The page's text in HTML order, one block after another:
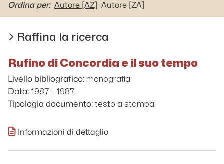
Ordina per: Autore [AZ] Autore [ZA]
Raffina la ricerca
Rufino di Concordia e il suo tempo
Livello bibliografico: monografia
Data: 1987 - 1987
Tipologia documento: testo a stampa
Informazioni di dettaglio